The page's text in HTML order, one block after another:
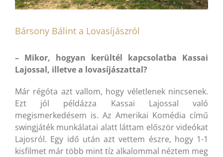
Bársony Bálint a Lovasíjászról
– Mikor, hogyan kerültél kapcsolatba Kassai
Lajossal, illetve a lovasíjászattal?
Már régóta azt vallom, hogy véletlenek nincsenek.
Ezt jól példázza Kassai Lajossal való
megismerkedésem is. Az Amerikai Komédia című
swingjáték munkálatai alatt láttam először videókat
Lajosról. Egy idő után azt vettem észre, hogy 1-1
kisfilmet már több mint tíz alkalommal néztem meg